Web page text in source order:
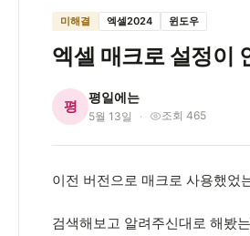
미해결 엑셀2024 윈도우
엑셀 매크로 설정이
평
평일에는
5월 13일 조회 465
이전 버전으로 매크로 사용했
검색해보고 알려주신대로 해봤